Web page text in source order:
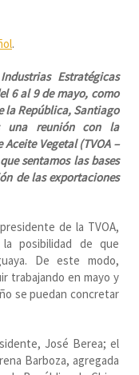
.
Estratégicas
6 al 9 de mayo, como
la República, Santiago
una reunión con la
Vegetal (TVOA –
sentamos las bases
de las exportaciones
de la TVOA,
la posibilidad de que
De este modo,
trabajando en mayo y
se puedan concretar
José Berea; el
Barboza, agregada